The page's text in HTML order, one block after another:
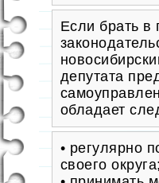
Если брать в
депутата
обладает
• регулярно
своего